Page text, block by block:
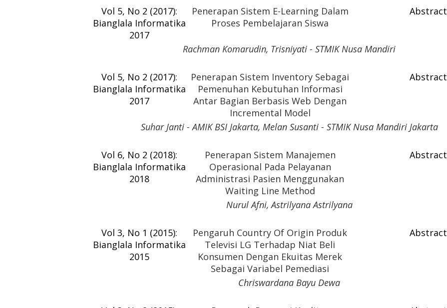
Vol 5, No 2 (2017):
Bianglala Informatika
2017
Penerapan Sistem E-Learning Dalam
Proses Pembelajaran Siswa
Abstract
Rachman Komarudin, Trisniyati - STMIK Nusa Mandiri
Vol 5, No 2 (2017):
Bianglala Informatika
2017
Penerapan Sistem Inventory Sebagai
Pemenuhan Kebutuhan Informasi
Antar Bagian Berbasis Web Dengan
Incremental Model
Abstract
Suhar Janti - AMIK BSI Jakarta, Melan Susanti - STMIK Nusa Mandiri Jakarta
Vol 6, No 2 (2018):
Bianglala Informatika
2018
Penerapan Sistem Manajemen
Operasional Pada Pelayanan
Administrasi Pasien Menggunakan
Waiting Line Method
Abstract
Nurul Afni, Astrilyana Astrilyana
Vol 3, No 1 (2015):
Bianglala Informatika
2015
Pengaruh Country Of Origin Produk
Televisi LG Terhadap Niat Beli
Konsumen Dengan Ekuitas Merek
Sebagai Variabel Pemediasi
Abstract
Chriswardana Bayu Dewa